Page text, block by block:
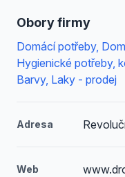
Obory firmy
Domácí potřeby,
Hygienické potřeby,
Barvy, Laky - prodej
Adresa
Web